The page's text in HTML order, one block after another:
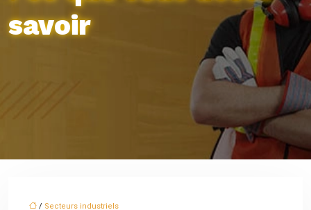
savoir
/ Secteurs industriels